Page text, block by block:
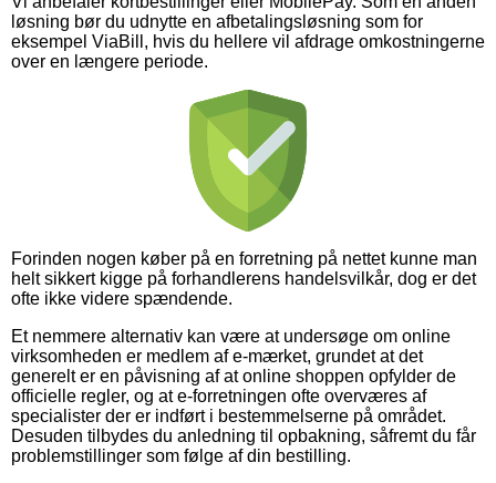
løsning bør du udnytte en afbetalingsløsning som for
eksempel ViaBill, hvis du hellere vil afdrage omkostningerne
over en længere periode.
Forinden nogen køber på en forretning på nettet kunne man
helt sikkert kigge på forhandlerens handelsvilkår, dog er det
ofte ikke videre spændende.
Et nemmere alternativ kan være at undersøge om online
virksomheden er medlem af e-mærket, grundet at det
generelt er en påvisning af at online shoppen opfylder de
officielle regler, og at e-forretningen ofte overværes af
specialister der er indført i bestemmelserne på området.
Desuden tilbydes du anledning til opbakning, såfremt du får
problemstillinger som følge af din bestilling.